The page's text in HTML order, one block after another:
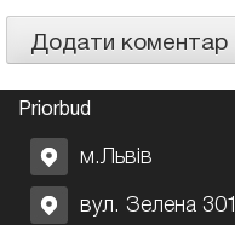
Priorbud
м.Львів
вул. Зелена 301